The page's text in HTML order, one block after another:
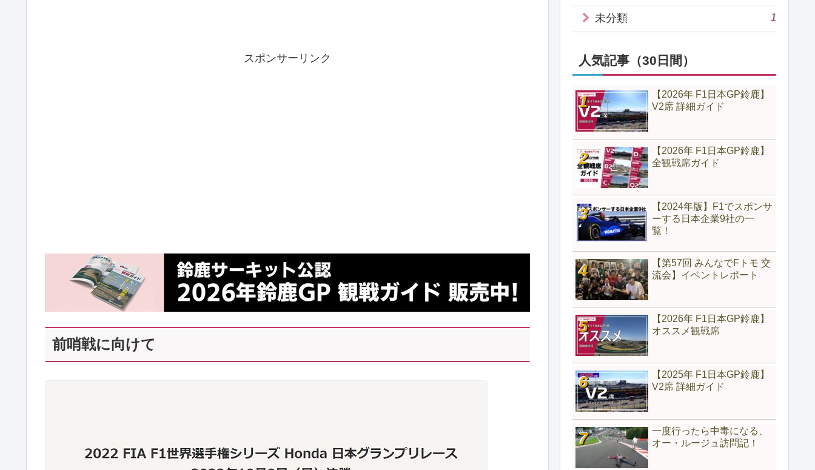
スポンサーリンク
前哨戦に向けて
未分類 1
人気記事（30日間）
【2026年 F1日本GP鈴鹿】
V2席 詳細ガイド
【2026年 F1日本GP鈴鹿】
全観戦席ガイド
【2024年版】F1でスポンサ
ーする日本企業9社の一
覧！
【第57回 みんなでFトモ 交
流会】イベントレポート
【2026年 F1日本GP鈴鹿】
オススメ観戦席
【2025年 F1日本GP鈴鹿】
V2席 詳細ガイド
一度行ったら中毒になる、
オー・ルージュ訪問記！